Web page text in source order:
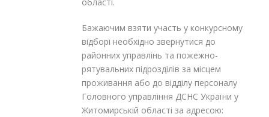
Бажаючим взяти участь у конкурсному
відборі необхідно звернутися до
районних управлінь та пожежно-
рятувальних підрозділів за місцем
проживання або до відділу персоналу
Головного управління ДСНС України у
Житомирській області за адресою: